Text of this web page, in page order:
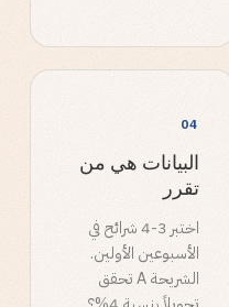
04
البيانات هي من
تقرر
اختبر 3-4 شرائح في
الأسبوعين الأولين.
الشريحة A تحقق